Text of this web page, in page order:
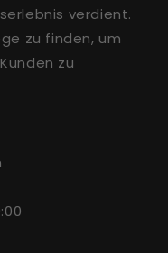
verdient.
zu finden, um
zu